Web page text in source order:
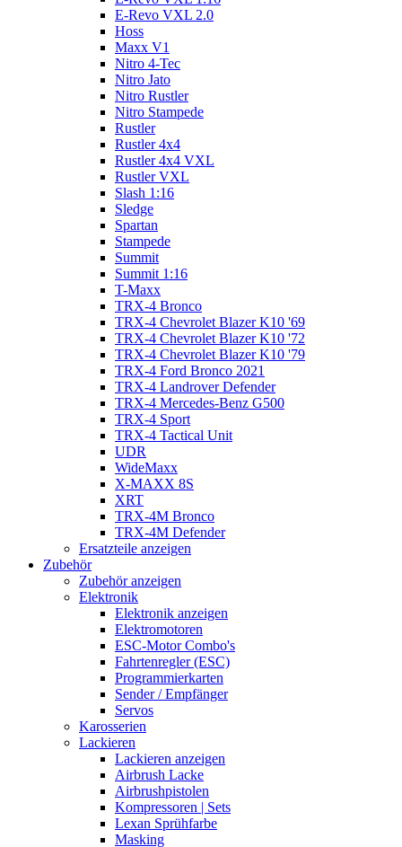
E-Revo VXL 2.0
Hoss
Maxx V1
Nitro 4-Tec
Nitro Jato
Nitro Rustler
Nitro Stampede
Rustler
Rustler 4x4
Rustler 4x4 VXL
Rustler VXL
Slash 1:16
Sledge
Spartan
Stampede
Summit
Summit 1:16
T-Maxx
TRX-4 Bronco
TRX-4 Chevrolet Blazer K10 '69
TRX-4 Chevrolet Blazer K10 '72
TRX-4 Chevrolet Blazer K10 '79
TRX-4 Ford Bronco 2021
TRX-4 Landrover Defender
TRX-4 Mercedes-Benz G500
TRX-4 Sport
TRX-4 Tactical Unit
UDR
WideMaxx
X-MAXX 8S
XRT
TRX-4M Bronco
TRX-4M Defender
Ersatzteile anzeigen
Zubehör
Zubehör anzeigen
Elektronik
Elektronik anzeigen
Elektromotoren
ESC-Motor Combo's
Fahrtenregler (ESC)
Programmierkarten
Sender / Empfänger
Servos
Karosserien
Lackieren
Lackieren anzeigen
Airbrush Lacke
Airbrushpistolen
Kompressoren | Sets
Lexan Sprühfarbe
Masking